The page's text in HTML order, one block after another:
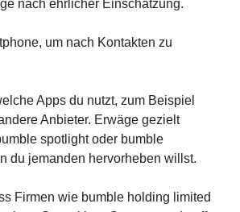
nach ehrlicher Einschätzung.
um nach Kontakten zu
Apps du nutzt, zum Beispiel
Anbieter. Erwäge gezielt
spotlight oder bumble
du jemanden hervorheben willst.
Firmen wie bumble holding limited